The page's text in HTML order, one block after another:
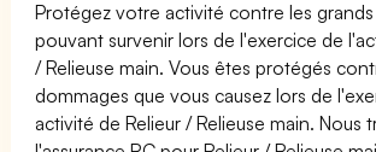
Protégez votre activité contre les grands
pouvant survenir lors de l'exercice de
/ Relieuse main. Vous êtes protégés
dommages que vous causez lors de
activité de Relieur / Relieuse main. Nous